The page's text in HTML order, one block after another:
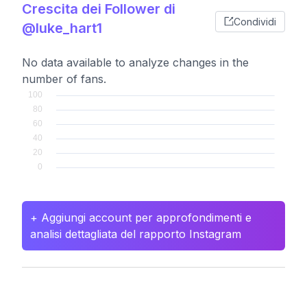
Crescita dei Follower di
@luke_hart1
Condividi
No data available to analyze changes in the
number of fans.
+ Aggiungi account per approfondimenti e
analisi dettagliata del rapporto Instagram